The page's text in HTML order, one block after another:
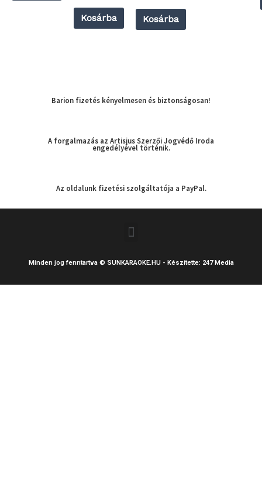
Kosárba Kosárba
Barion fizetés kényelmesen és biztonságosan!
A forgalmazás az Artisjus Szerzői Jogvédő Iroda
engedélyével történik.
Az oldalunk fizetési szolgáltatója a PayPal.
Menu
Minden jog fenntartva © SUNKARAOKE.HU - Készítette: 247 Media